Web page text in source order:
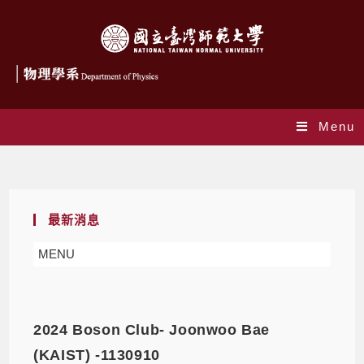
Menu
最新消息
MENU
2024 Boson Club- Joonwoo Bae
(KAIST) -1130910